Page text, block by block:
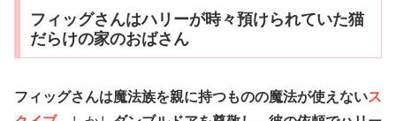
フィッグさんはハリーが時々預けられていた猫
だらけの家のおばさん
フィッグさんは魔法族を親に持つものの魔法が使えないス